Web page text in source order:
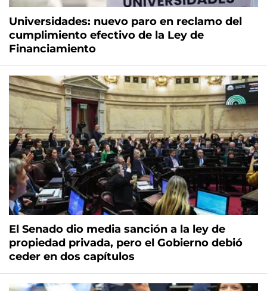
Universidades: nuevo paro en reclamo del
cumplimiento efectivo de la Ley de
Financiamiento
El Senado dio media sanción a la ley de
propiedad privada, pero el Gobierno debió
ceder en dos capítulos